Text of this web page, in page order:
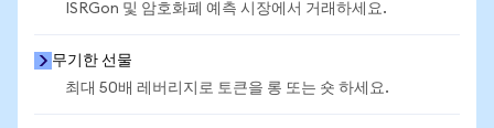
ISRGon 및 암호화폐 예측 시장에서 거래하세요.
무기한 선물
최대 50배 레버리지로 토큰을 롱 또는 숏 하세요.